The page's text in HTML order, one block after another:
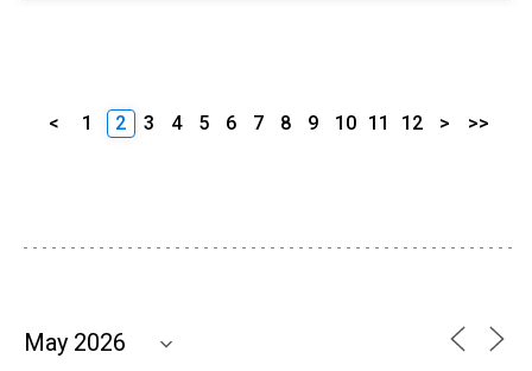
< 1 2 3 4 5 6 7 8 9 10 11 12 > >>